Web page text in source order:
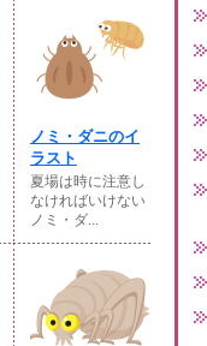
ノミ・ダニのイ
ラスト
夏場は時に注意し
なければいけない
ノミ・ダ...